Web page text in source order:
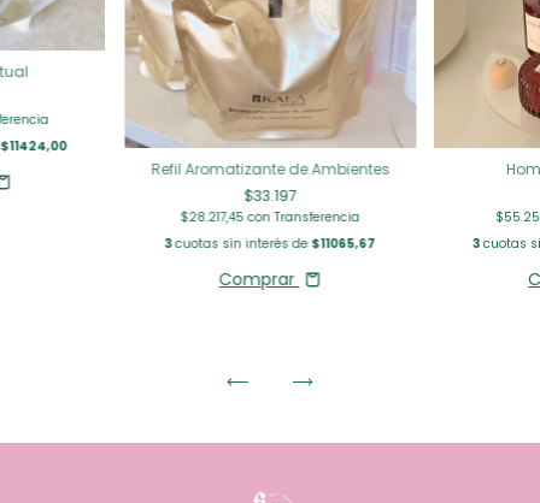
$11424,00
Refil Aromatizante de Ambientes
$33.197
$28.217,45con Transferencia
3cuotas sin interés de$11065,67
Comprar
3 cuotas